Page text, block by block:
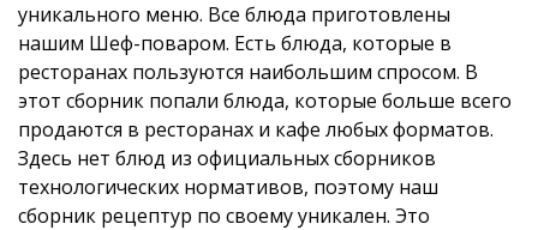
уникального меню. Все блюда приготовлены
нашим Шеф-поваром. Есть блюда, которые в
ресторанах пользуются наибольшим спросом. В
этот сборник попали блюда, которые больше всего
продаются в ресторанах и кафе любых форматов.
Здесь нет блюд из официальных сборников
технологических нормативов, поэтому наш
сборник рецептур по своему уникален. Это